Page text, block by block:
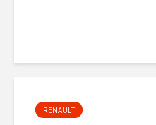
RENAULT